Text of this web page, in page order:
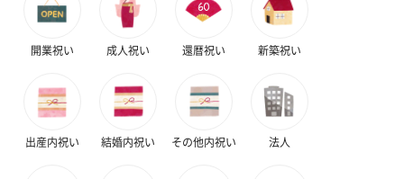
開業祝い 成人祝い 還暦祝い 新築祝い
出産内祝い 結婚内祝い その他内祝い 法人